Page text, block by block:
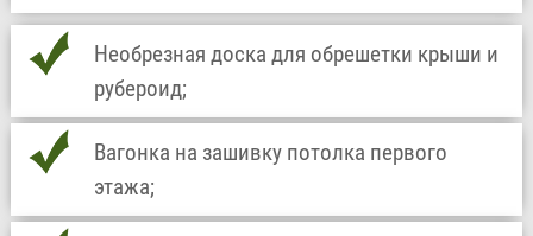
Необрезная доска для обрешетки крыши и
рубероид;
Вагонка на зашивку потолка первого
этажа;